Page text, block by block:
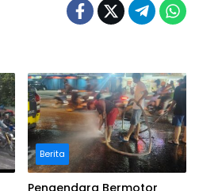
Berita
Pengendara Bermotor